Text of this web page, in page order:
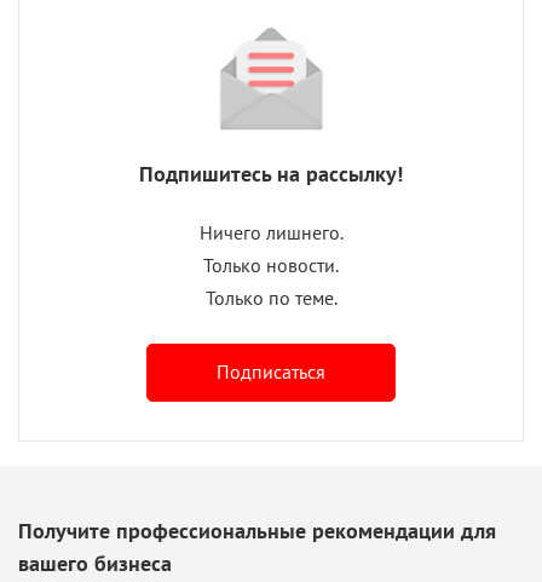
Подпишитесь на рассылку!
Ничего лишнего.
Только новости.
Только по теме.
Подписаться
Получите профессиональные рекомендации для
вашего бизнеса